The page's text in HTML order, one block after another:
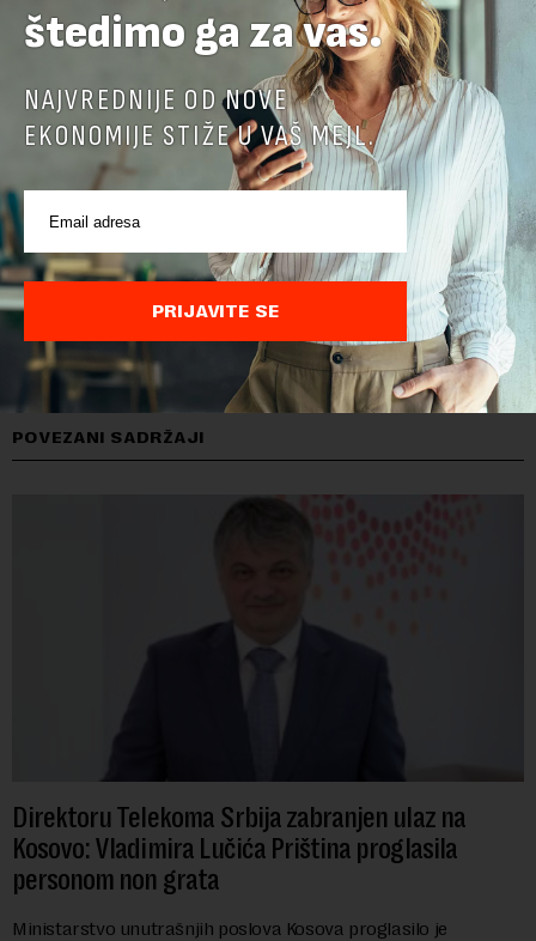
POVEZANI SADRŽAJI
Direktoru Telekoma Srbija zabranjen ulaz na
Kosovo: Vladimira Lučića Priština proglasila
personom non grata
Ministarstvo unutrašnjih poslova Kosova proglasilo je
štedimo ga za vas.
NAJVREDNIJE OD NOVE
EKONOMIJE STIŽE U VAŠ MEJL.
PRIJAVITE SE